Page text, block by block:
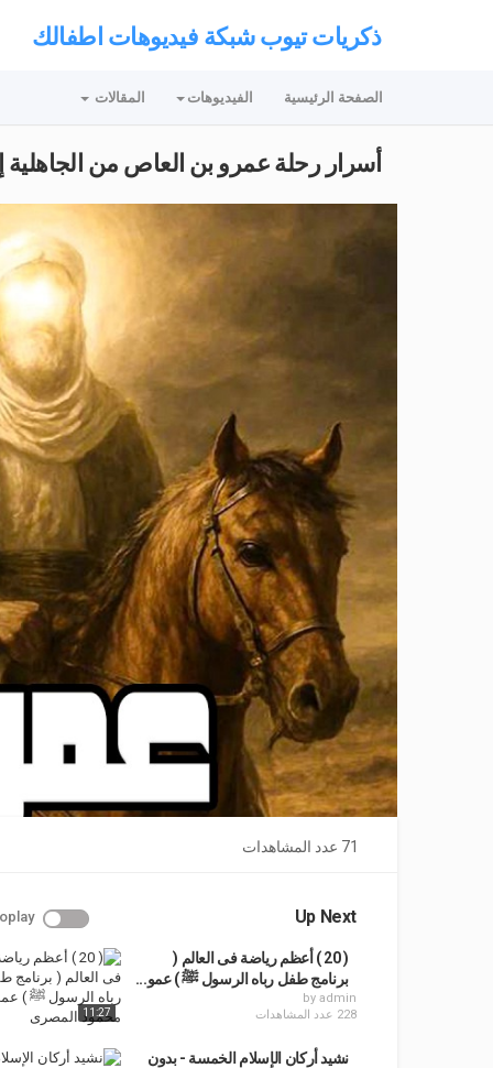
ذكريات تيوب شبكة فيديوهات اطفالك
الصفحة الرئيسية الفيديوهات المقالات
أسرار رحلة عمرو بن العاص من
71 عدد المشاهدات
Up Next
11:27
( 20 ) أعظم رياضة فى العالم (
برنامج طفل رباه الرسول ﷺ ) عمو...
by admin
228 عدد المشاهدات
نشيد أركان الإسلام الخمسة - بدون